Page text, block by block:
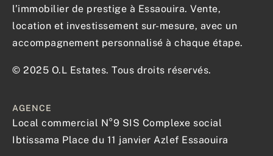
l’immobilier de prestige à Essaouira. Vente,
location et investissement sur-mesure, avec un
accompagnement personnalisé à chaque étape.
© 2025 O.L Estates. Tous droits réservés.
AGENCE
Local commercial N°9 SIS Complexe social
Ibtissama Place du 11 janvier Azlef Essaouira